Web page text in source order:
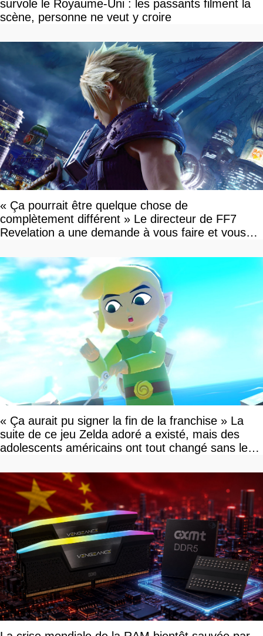
survole le Royaume-Uni : les passants filment la
scène, personne ne veut y croire
« Ça pourrait être quelque chose de
complètement différent » Le directeur de FF7
Revelation a une demande à vous faire et vous
« Ça aurait pu signer la fin de la franchise » La
suite de ce jeu Zelda adoré a existé, mais des
adolescents américains ont tout changé sans le